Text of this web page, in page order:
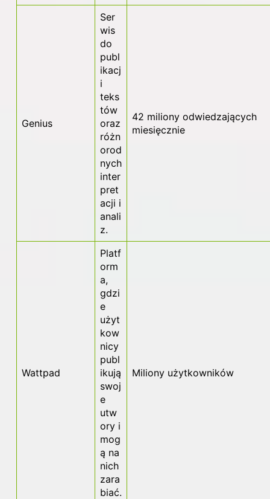
Genius
Ser
wis
do
publ
ikacj
i
teks
tów
oraz
różn
orod
nych
inter
pret
acji i
anali
z.
42 miliony odwiedzających
miesięcznie
Wattpad
Platf
orm
a,
gdzi
e
użyt
kow
nicy
publ
ikują
swoj
e
utw
ory i
mog
ą na
nich
zara
biać.
Miliony użytkowników